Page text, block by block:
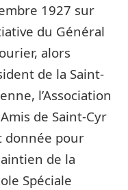
1927 sur
du Général
alors
de la Saint-
l’Association
de Saint-Cyr
donnée pour
de la
Spéciale